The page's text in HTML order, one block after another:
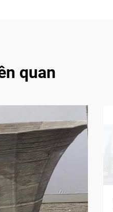
quan